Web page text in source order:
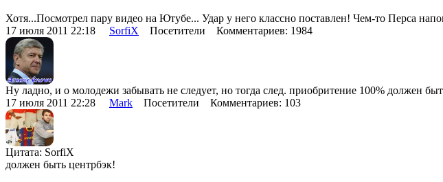
Хотя...Посмотрел пару видео на Ютубе... Удар у него классно поставлен! Чем-то Перса
17 июля 2011 22:18 SorfiX Посетители Комментариев: 1984
Ну ладно, и о молодежи забывать не следует, но тогда след. приобритение 100% должен
17 июля 2011 22:28 Mark Посетители Комментариев: 103
Цитата: SorfiX
должен быть центрбэк!